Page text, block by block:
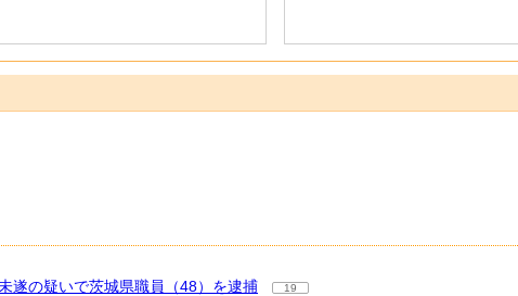
遂の疑いで茨城県職員（48）を逮捕 19